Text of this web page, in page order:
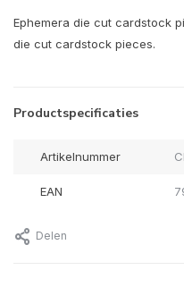
Ephemera die cut cardstock
die cut cardstock pieces.
Productspecificaties
Artikelnummer
EAN
Delen